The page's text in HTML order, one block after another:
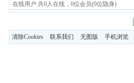
在线用户:共0人在线，0位会员(0位隐身)
清除Cookies 联系我们 无图版 手机浏览